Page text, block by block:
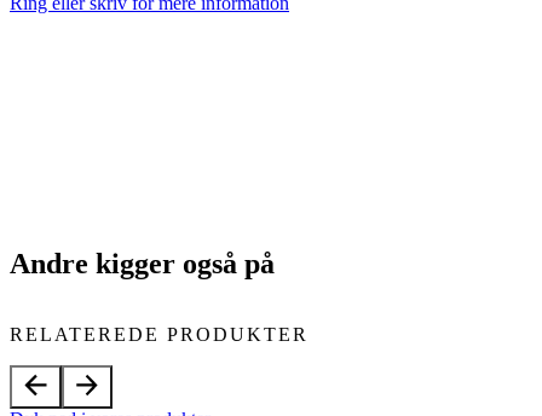
Andre kigger også på
RELATEREDE PRODUKTER